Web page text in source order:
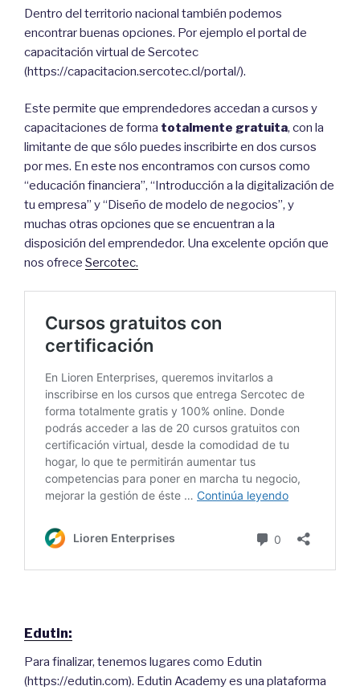
Dentro del territorio nacional también podemos
encontrar buenas opciones. Por ejemplo el portal de
capacitación virtual de Sercotec
(https://capacitacion.sercotec.cl/portal/).
Este permite que emprendedores accedan a cursos y
capacitaciones de forma totalmente gratuita, con la
limitante de que sólo puedes inscribirte en dos cursos
por mes. En este nos encontramos con cursos como
“educación financiera”, “Introducción a la digitalización de
tu empresa” y “Diseño de modelo de negocios”, y
muchas otras opciones que se encuentran a la
disposición del emprendedor. Una excelente opción que
nos ofrece Sercotec.
Edutin:
Para finalizar, tenemos lugares como Edutin
(https://edutin.com). Edutin Academy es una plataforma